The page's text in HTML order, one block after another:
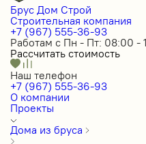
Брус Дом Строй
Строительная компания
+7 (967) 555-36-93
Работам с Пн - Пт: 08:00 -
Рассчитать стоимость
Наш телефон
+7 (967) 555-36-93
О компании
Проекты
Дома из бруса